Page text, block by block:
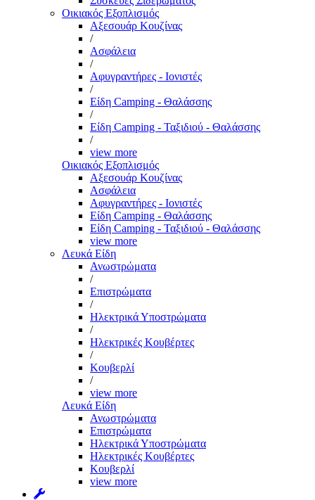
Οικιακός Εξοπλισμός
Αξεσουάρ Κουζίνας
/
Ασφάλεια
/
Αφυγραντήρες - Ιονιστές
/
Είδη Camping - Θαλάσσης
/
Είδη Camping - Ταξιδιού - Θαλάσσης
/
view more
Οικιακός Εξοπλισμός
Αξεσουάρ Κουζίνας
Ασφάλεια
Αφυγραντήρες - Ιονιστές
Είδη Camping - Θαλάσσης
Είδη Camping - Ταξιδιού - Θαλάσσης
view more
Λευκά Είδη
Ανωστρώματα
/
Επιστρώματα
/
Ηλεκτρικά Υποστρώματα
/
Ηλεκτρικές Κουβέρτες
/
Κουβερλί
/
view more
Λευκά Είδη
Ανωστρώματα
Επιστρώματα
Ηλεκτρικά Υποστρώματα
Ηλεκτρικές Κουβέρτες
Κουβερλί
view more